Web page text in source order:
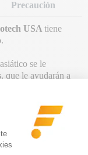
Precaución
USA tiene
se le
, que le ayudarán a
es conocida por
también se le
deportivo